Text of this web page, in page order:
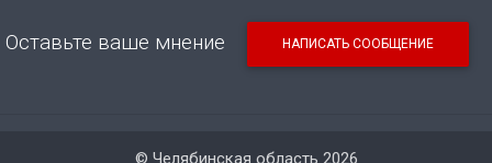
Оставьте ваше мнение НАПИСАТЬ СООБЩЕНИЕ
© Челябинская область 2026